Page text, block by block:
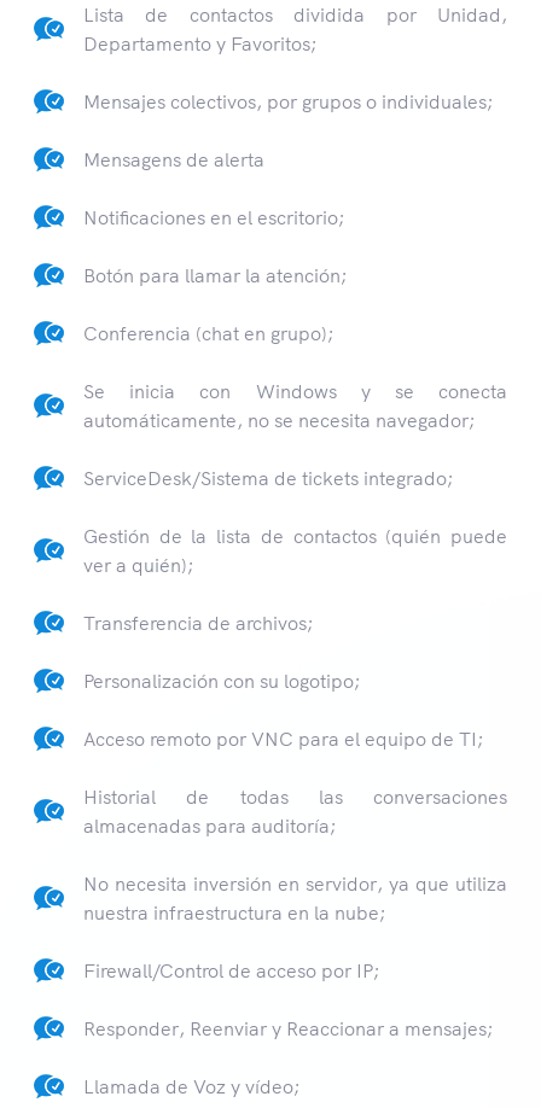
Lista de contactos dividida por Unidad,
Departamento y Favoritos;
Mensajes colectivos, por grupos o individuales;
Mensagens de alerta
Notificaciones en el escritorio;
Botón para llamar la atención;
Conferencia (chat en grupo);
Se inicia con Windows y se conecta
automáticamente, no se necesita navegador;
ServiceDesk/Sistema de tickets integrado;
Gestión de la lista de contactos (quién puede
ver a quién);
Transferencia de archivos;
Personalización con su logotipo;
Acceso remoto por VNC para el equipo de TI;
Historial de todas las conversaciones
almacenadas para auditoría;
No necesita inversión en servidor, ya que utiliza
nuestra infraestructura en la nube;
Firewall/Control de acceso por IP;
Responder, Reenviar y Reaccionar a mensajes;
Llamada de Voz y vídeo;